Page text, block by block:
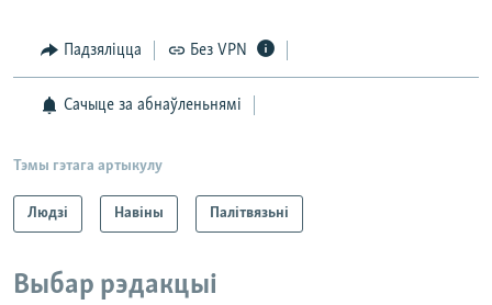
Падзяліцца Без VPN
Сачыце за абнаўленьнямі
Тэмы гэтага артыкулу
Людзі Навіны Палітвязьні
Выбар рэдакцыі